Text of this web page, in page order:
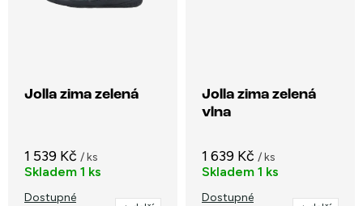
Jolla zima zelená
1 539 Kč / ks
Skladem 1 ks
Dostupné
Jolla zima zelená
vlna
1 639 Kč / ks
Skladem 1 ks
Dostupné